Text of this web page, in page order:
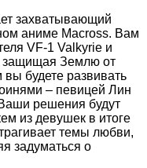
захватывающий
аниме Macross. Вам
VF-1 Valkyrie и
защищая Землю от
будете развивать
– певицей Лин
решения будут
из девушек в итоге
темы любви,
задуматься о